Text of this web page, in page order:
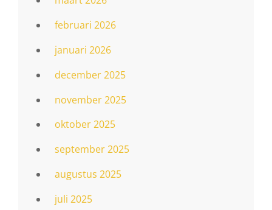
februari 2026
januari 2026
december 2025
november 2025
oktober 2025
september 2025
augustus 2025
juli 2025